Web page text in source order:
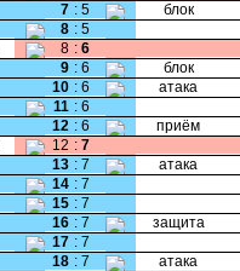
7 : 5 блок
8 : 5
8 : 6
9 : 6 блок
10 : 6 атака
11 : 6
12 : 6 приём
12 : 7
13 : 7 атака
14 : 7
15 : 7
16 : 7 защита
17 : 7
18 : 7 атака